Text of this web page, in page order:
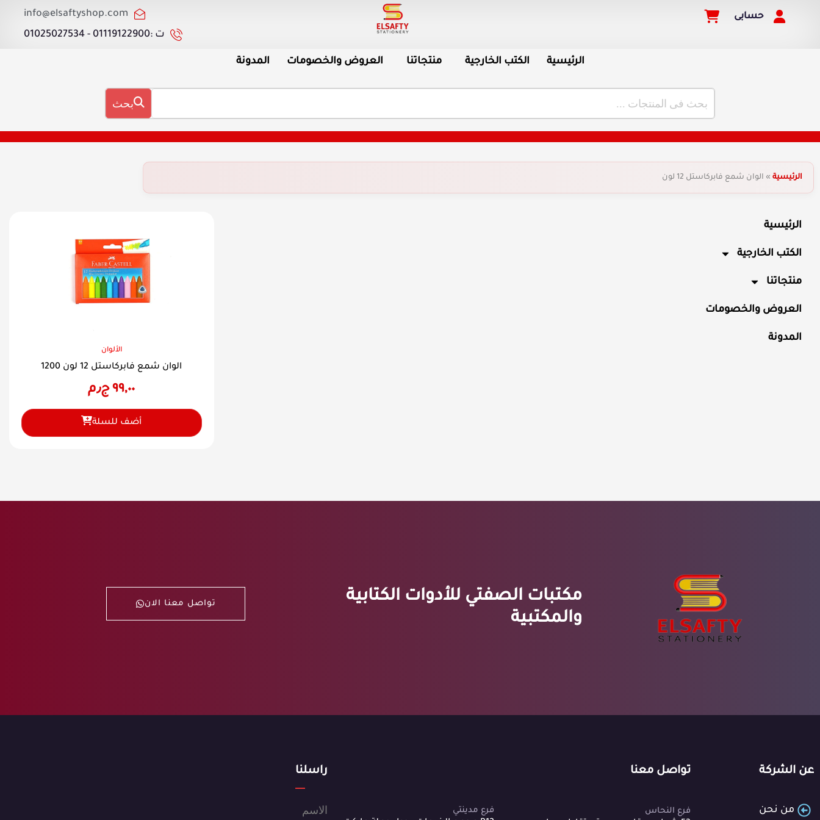
حسابى
info@elsaftyshop.com
ت :01119122900 - 01025027534
الرئيسية الكتب الخارجية منتجاتنا العروض والخصومات المدونة
بحث
الرئيسية » الوان شمع فابركاستل 12 لون
الرئيسية
الكتب الخارجية
منتجاتنا
العروض والخصومات
المدونة
الألوان
الوان شمع فابركاستل 12 لون 1200
٩٩,٠٠ ج٫م
أضف للسلة
مكتبات الصفتي للأدوات الكتابية
والمكتبية
تواصل معنا الان
عن الشركة
من نحن
تواصل معنا
فرع النحاس فرع مدينتي
راسلنا
الاسم